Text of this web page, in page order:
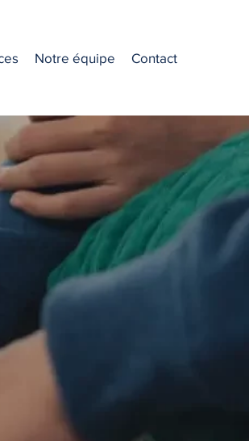
Notre équipe Contact